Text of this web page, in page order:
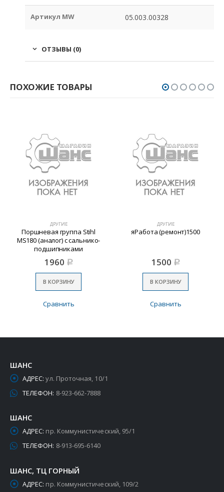
Артикул MW 05.003.00328
ОТЗЫВЫ (0)
ПОХОЖИЕ ТОВАРЫ
ДРУГИЕ
Поршневая группа Stihl
MS180 (аналог) с сальнико-
подшипниками
1960 Р
В КОРЗИНУ
Сравнить
ДРУГИЕ
яРабота (ремонт)1500
1500 Р
В КОРЗИНУ
Сравнить
ШАНС
АДРЕС: ул. Проточная, 10/1
ТЕЛЕФОН: 8-923-662-7888
ШАНС
АДРЕС: пр. Коммунистический, 95/1
ТЕЛЕФОН: 8-913-695-6140
ШАНС, ТЦ ГОРНЫЙ
АДРЕС: пр. Коммунистический, 109/2